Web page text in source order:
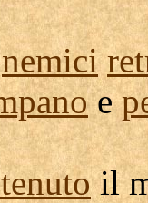
nemici
e
il